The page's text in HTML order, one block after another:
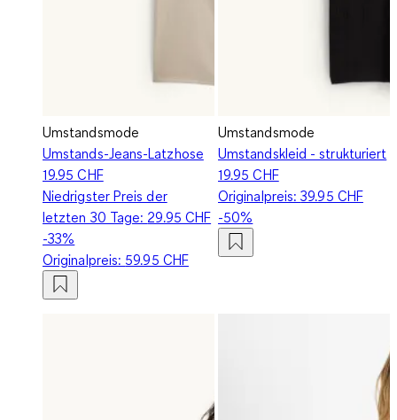
Umstandsmode
Umstands-Jeans-Latzhose
19.95 CHF
Niedrigster Preis der
letzten 30 Tage: 29.95 CHF
-33%
Originalpreis: 59.95 CHF
Umstandsmode
Umstandskleid - strukturiert
19.95 CHF
Originalpreis:39.95 CHF
-50%